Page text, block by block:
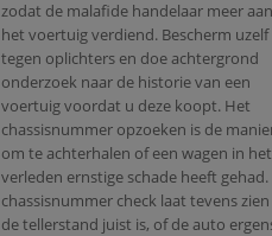
zodat de malafide handelaar meer aan
het voertuig verdiend. Bescherm uzelf
tegen oplichters en doe achtergrond
onderzoek naar de historie van een
voertuig voordat u deze koopt. Het
chassisnummer opzoeken is de
om te achterhalen of een wagen in het
verleden ernstige schade heeft gehad.
chassisnummer check laat tevens
de tellerstand juist is, of de auto